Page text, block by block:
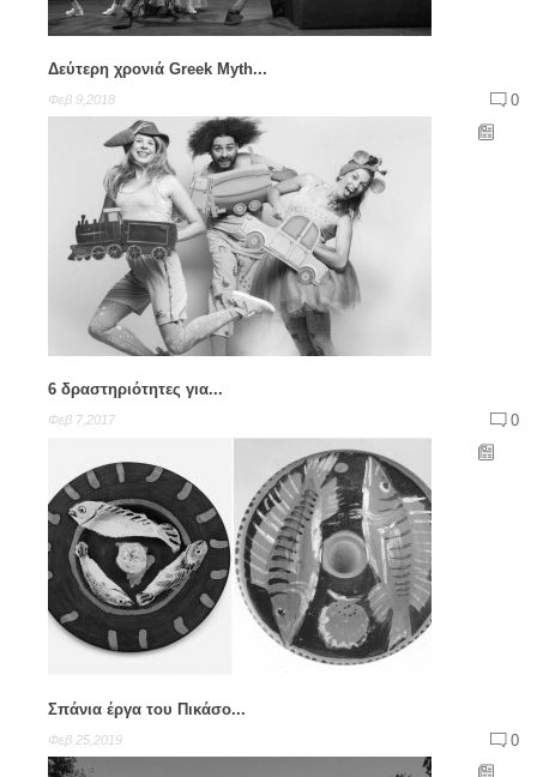
Δεύτερη χρονιά Greek Myth...
Φεβ 9,2018 0
6 δραστηριότητες για...
Φεβ 7,2017 0
Σπάνια έργα του Πικάσο...
Φεβ 25,2019 0